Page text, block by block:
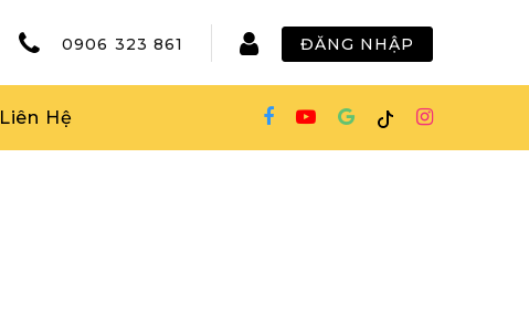
0906 323 861 ĐĂNG NHẬP
Liên Hệ